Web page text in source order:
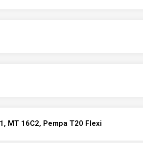
MT 16C2, Pempa T20 Flexi